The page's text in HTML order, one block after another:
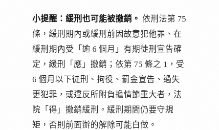
小提醒：緩刑也可能被撤銷。 依刑法第 75
條，緩刑期內或緩刑前因故意犯他罪、在
緩刑期內受「逾 6 個月」有期徒刑宣告確
定，緩刑「應」撤銷；依第 75 條之 1，受
6 個月以下徒刑、拘役、罰金宣告、過失
更犯罪，或違反所附負擔情節重大者，法
院「得」撤銷緩刑。緩刑期間仍要守規
矩，否則前面辦的解除可能白做。